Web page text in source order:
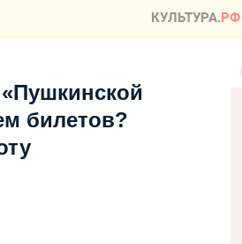
билетов?